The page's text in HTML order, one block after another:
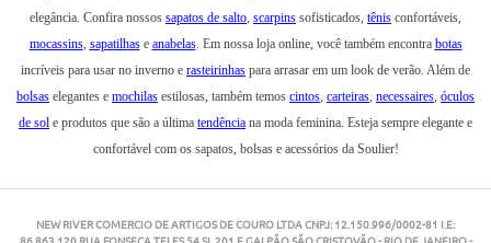
elegância. Confira nossos sapatos de salto, scarpins sofisticados, tênis confortáveis,
mocassins, sapatilhase anabelas. Em nossa loja online, você também encontra botas
incríveis para usar no inverno e rasteirinhas para arrasar em um look de verão. Além de
bolsas elegantes e mochilas estilosas, também temos cintos, carteiras, necessaires, óculos
de sol e produtos que são a última tendência na moda feminina. Esteja sempre elegante e
confortável com os sapatos, bolsas e acessórios da Soulier!
NEW RIVER COMERCIO DE ARTIGOS DE COURO LTDA CNPJ: 12.150.996/0002-81 I.E: